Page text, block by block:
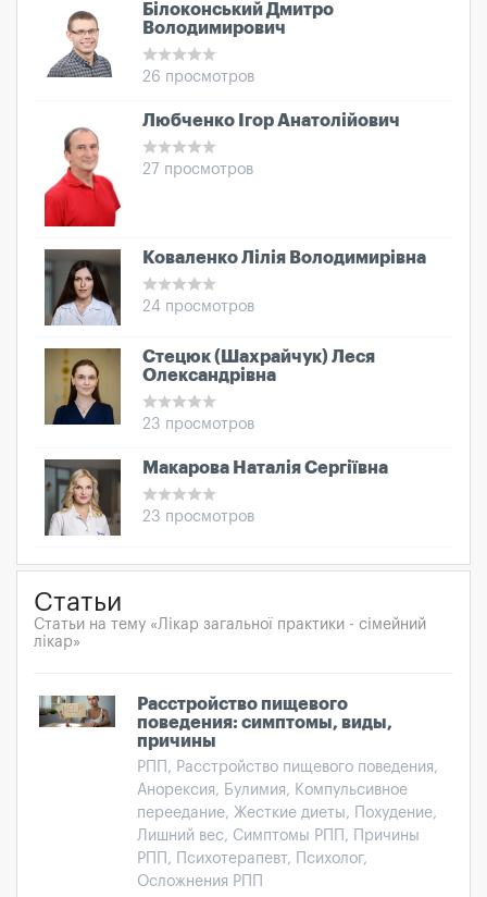
Білоконський Дмитро
Володимирович
26 просмотров
Любченко Ігор Анатолійович
27 просмотров
Коваленко Лілія Володимирівна
24 просмотров
Стецюк (Шахрайчук) Леся
Олександрівна
23 просмотров
Макарова Наталія Сергіївна
23 просмотров
Статьи
Статьи на тему «Лікар загальної практики - сімейний
лікар»
Расстройство пищевого
поведения: симптомы, виды,
причины
РПП, Расстройство пищевого поведения,
Анорексия, Булимия, Компульсивное
переедание, Жесткие диеты, Похудение,
Лишний вес, Симптомы РПП, Причины
РПП, Психотерапевт, Психолог,
Осложнения РПП